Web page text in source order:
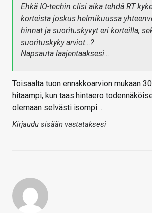
Ehkä IO-techin olisi aika tehdä RT
korteista joskus helmikuussa
hinnat ja suorituskyvyt eri korteilla,
suorituskyky arviot…?
Napsauta laajentaaksesi…
Toisaalta tuon ennakkoarvion mukaan
hitaampi, kun taas hintaero
olemaan selvästi isompi…
Kirjaudu sisään vastataksesi